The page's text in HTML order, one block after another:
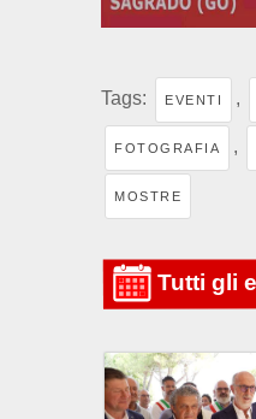
Tags: EVENTI ,
FOTOGRAFIA ,
MOSTRE